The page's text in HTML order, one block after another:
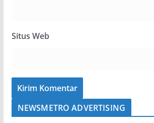
Situs Web
NEWSMETRO ADVERTISING